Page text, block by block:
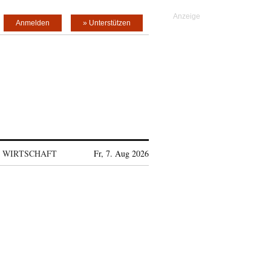
» Unterstützen
Anmelden
WIRTSCHAFT Fr, 7. Aug 2026